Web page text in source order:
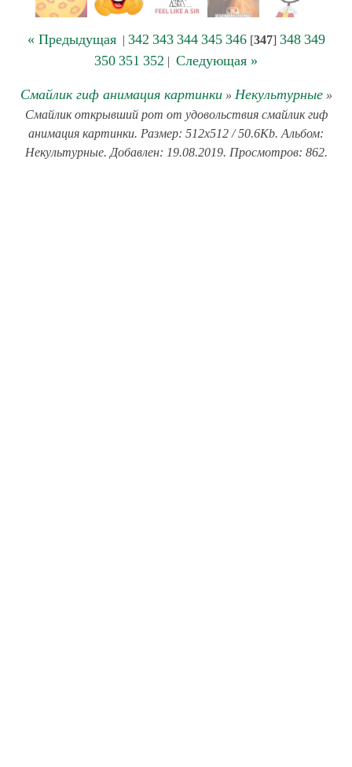
« Предыдущая| 342 343 344 345 346[347] 348 349
350 351 352 | Следующая »
Смайлик гиф анимация картинки» Некультурные»
Смайлик открывший рот от удовольствия смайлик гиф
анимация картинки. Размер: 512x512 / 50.6Kb. Альбом:
Некультурные. Добавлен: 19.08.2019. Просмотров: 862.